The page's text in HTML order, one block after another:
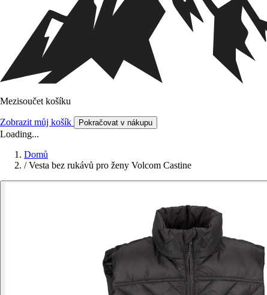
Mezisoučet košíku
Zobrazit můj košík Pokračovat v nákupu
Loading...
Domů
/ Vesta bez rukávů pro ženy Volcom Castine